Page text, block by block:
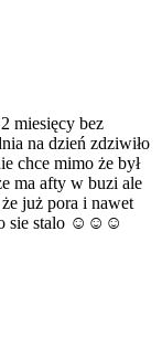
miesięcy bez
na dzień zdziwiło
chce mimo że był
ma afty w buzi ale
już pora i nawet
to sie stalo ☺☺☺